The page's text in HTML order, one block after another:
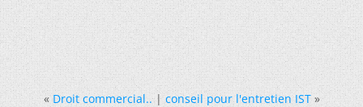
« Droit commercial..|conseil pour l'entretien IST »